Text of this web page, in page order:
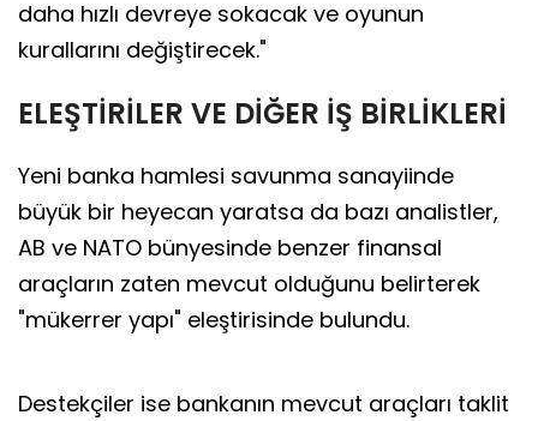
daha hızlı devreye sokacak ve oyunun
kurallarını değiştirecek."
ELEŞTİRİLER VE DİĞER İŞ BİRLİKLERİ
Yeni banka hamlesi savunma sanayiinde
büyük bir heyecan yaratsa da bazı analistler,
AB ve NATO bünyesinde benzer finansal
araçların zaten mevcut olduğunu belirterek
"mükerrer yapı" eleştirisinde bulundu.
Destekçiler ise bankanın mevcut araçları taklit